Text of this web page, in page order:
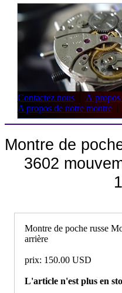
Contactez nous| À propos
A propos de notre montre|
Montre de
3602
Montre de poche russe
arrière
prix: 150.00 USD
L'article n'est plus en